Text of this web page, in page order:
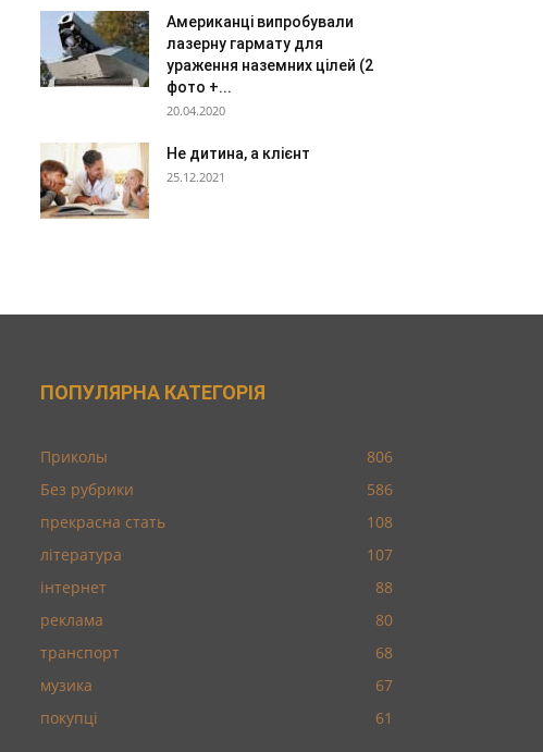
Американці випробували
лазерну гармату для
ураження наземних цілей (2
фото +...
20.04.2020
Не дитина, а клієнт
25.12.2021
ПОПУЛЯРНА КАТЕГОРІЯ
Приколы
806
Без рубрики
586
прекрасна стать
108
література
107
інтернет
88
реклама
80
транспорт
68
музика
67
покупці
61